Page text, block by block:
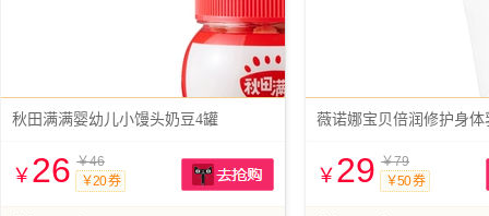
秋田满满婴幼儿小馒头奶豆4罐
￥ 26 ￥46
￥20 券
薇诺娜宝贝倍润修护身体
￥ 29 ￥79
￥50 券